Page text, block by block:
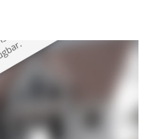
eine hochwertige Ausstattung, die
mit einem stilvollen Ambiente